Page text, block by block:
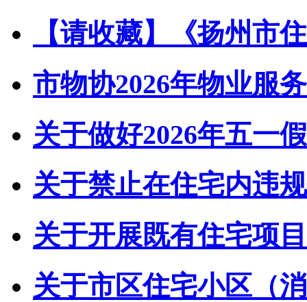
【请收藏】《扬州市
市物协2026年物业服
关于做好2026年五一
关于禁止在住宅内违
关于开展既有住宅项
关于市区住宅小区（